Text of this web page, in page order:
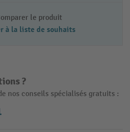
le produit
à la liste de souhaits
?
nos conseils spécialisés gratuits :